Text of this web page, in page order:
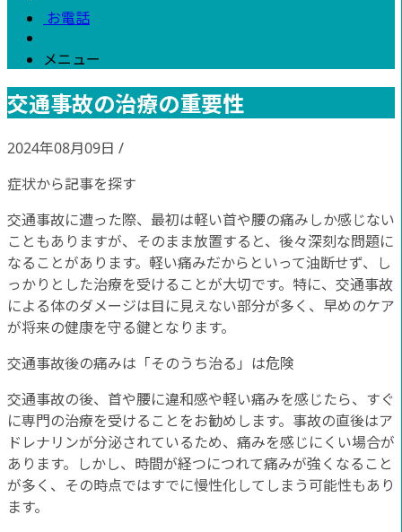
お電話
メニュー
交通事故の治療の重要性
2024年08月09日 /
症状から記事を探す
交通事故に遭った際、最初は軽い首や腰の痛みしか感じない
こともありますが、そのまま放置すると、後々深刻な問題に
なることがあります。軽い痛みだからといって油断せず、し
っかりとした治療を受けることが大切です。特に、交通事故
による体のダメージは目に見えない部分が多く、早めのケア
が将来の健康を守る鍵となります。
交通事故後の痛みは「そのうち治る」は危険
交通事故の後、首や腰に違和感や軽い痛みを感じたら、すぐ
に専門の治療を受けることをお勧めします。事故の直後はア
ドレナリンが分泌されているため、痛みを感じにくい場合が
あります。しかし、時間が経つにつれて痛みが強くなること
が多く、その時点ではすでに慢性化してしまう可能性もあり
ます。